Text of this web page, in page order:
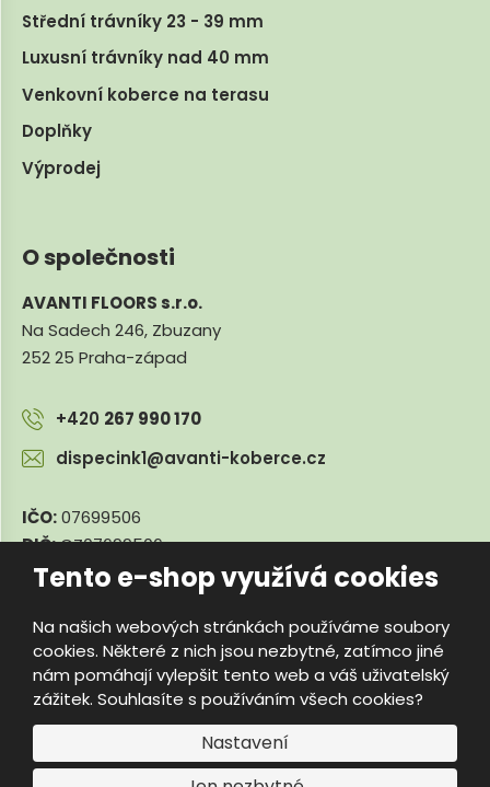
Tento e-shop využívá cookies
Na našich webových stránkách používáme soubory
cookies. Některé z nich jsou nezbytné, zatímco jiné
nám pomáhají vylepšit tento web a váš uživatelský
zážitek. Souhlasíte s používáním všech cookies?
Nastavení
Střední trávníky 23 - 39 mm
Luxusní trávníky nad 40 mm
Venkovní koberce na terasu
Doplňky
Výprodej
O společnosti
AVANTI FLOORS s.r.o.
Na Sadech 246, Zbuzany
252 25 Praha-západ
+420 267 990 170
dispecink1@avanti-koberce.cz
IČO:07699506
DIČ:CZ07699506
© 2026, e-travnik.cz
Úvodní stranaObchodní podmínkyPoradnaKontakty
Mapa stránek
Vyrobila
e
R